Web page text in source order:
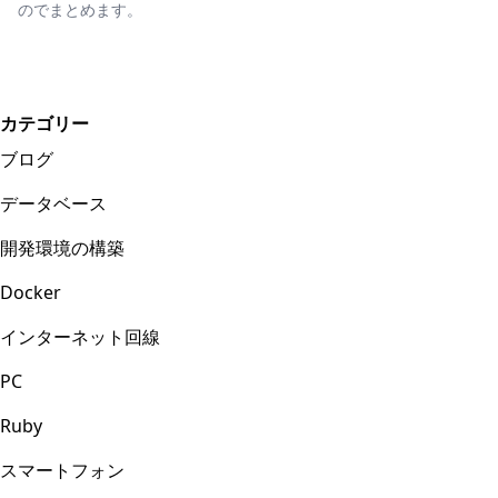
のでまとめます。
カテゴリー
ブログ
データベース
開発環境の構築
Docker
インターネット回線
PC
Ruby
スマートフォン